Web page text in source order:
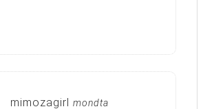
mimozagirl mondta